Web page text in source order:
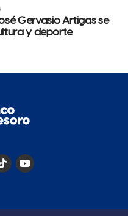
Gervasio Artigas se
y deporte